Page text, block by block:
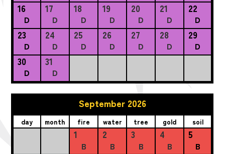
16
D
17
D
18
D
19
D
20
D
21
D
22
D
23
D
24
D
25
D
26
D
27
D
28
D
29
D
30
D
31
D
September 2026
day month fire water tree gold soil
1
B
2
B
3
B
4
B
5
B